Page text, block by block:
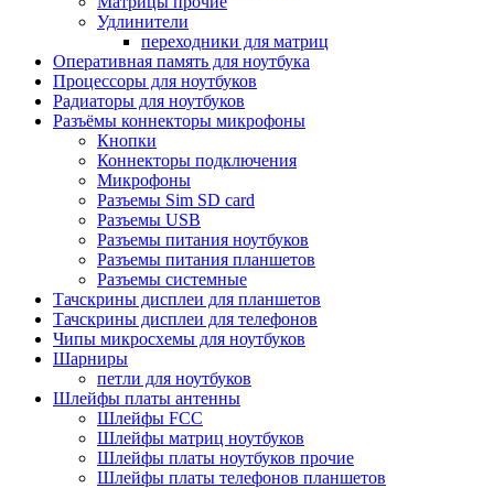
Удлинители
переходники для матриц
Оперативная память для ноутбука
Процессоры для ноутбуков
Радиаторы для ноутбуков
Разъёмы коннекторы микрофоны
Кнопки
Коннекторы подключения
Микрофоны
Разъемы Sim SD card
Разъемы USB
Разъемы питания ноутбуков
Разъемы питания планшетов
Разъемы системные
Тачскрины дисплеи для планшетов
Тачскрины дисплеи для телефонов
Чипы микросхемы для ноутбуков
Шарниры
петли для ноутбуков
Шлейфы платы антенны
Шлейфы FCC
Шлейфы матриц ноутбуков
Шлейфы платы ноутбуков прочие
Шлейфы платы телефонов планшетов